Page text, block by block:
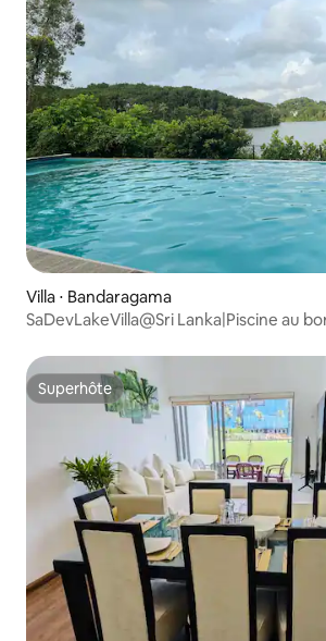
Villa ⋅ Bandaragama
SaDevLakeVilla@Sri Lanka|Piscine au
Superhôte
Superhôte